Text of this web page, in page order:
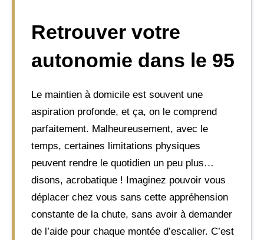
Retrouver votre
autonomie dans le 95
Le maintien à domicile est souvent une
aspiration profonde, et ça, on le comprend
parfaitement. Malheureusement, avec le
temps, certaines limitations physiques
peuvent rendre le quotidien un peu plus…
disons, acrobatique ! Imaginez pouvoir vous
déplacer chez vous sans cette appréhension
constante de la chute, sans avoir à demander
de l’aide pour chaque montée d’escalier. C’est